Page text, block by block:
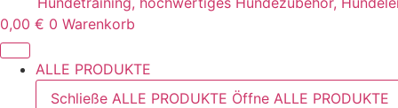
0,00 € 0 Warenkorb
ALLE PRODUKTE
Schließe ALLE PRODUKTE Öffne ALLE PRODUKTE